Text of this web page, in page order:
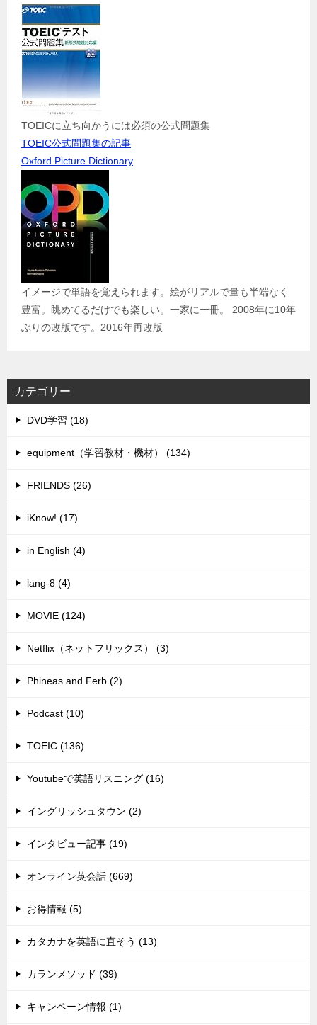
TOEICに立ち向かうには必須の公式問題集
TOEIC公式問題集の記事
Oxford Picture Dictionary
イメージで単語を覚えられます。絵がリアルで量も半端なく
豊富。眺めてるだけでも楽しい。一家に一冊。 2008年に10年
ぶりの改版です。2016年再改版
カテゴリー
DVD学習 (18)
equipment（学習教材・機材） (134)
FRIENDS (26)
iKnow! (17)
in English (4)
lang-8 (4)
MOVIE (124)
Netflix（ネットフリックス） (3)
Phineas and Ferb (2)
Podcast (10)
TOEIC (136)
Youtubeで英語リスニング (16)
イングリッシュタウン (2)
インタビュー記事 (19)
オンライン英会話 (669)
お得情報 (5)
カタカナを英語に直そう (13)
カランメソッド (39)
キャンペーン情報 (1)